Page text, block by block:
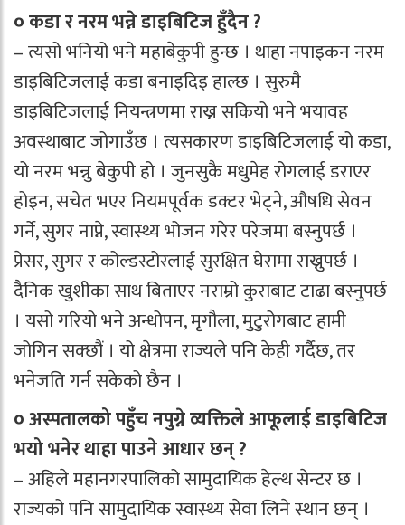
० कडा र नरम भन्ने डाइबिटिज हुँदैन ?
– त्यसो भनियो भने महाबेकुपी हुन्छ । थाहा नपाइकन नरम
डाइबिटिजलाई कडा बनाइदिइ हाल्छ । सुरुमै
डाइबिटिजलाई नियन्त्रणमा राख्न सकियो भने भयावह
अवस्थाबाट जोगाउँछ । त्यसकारण डाइबिटिजलाई यो कडा,
यो नरम भन्नु बेकुपी हो । जुनसुकै मधुमेह रोगलाई डराएर
होइन, सचेत भएर नियमपूर्वक डक्टर भेट्ने, औषधि सेवन
गर्ने, सुगर नाप्ने, स्वास्थ्य भोजन गरेर परेजमा बस्नुपर्छ ।
प्रेसर, सुगर र कोल्डस्टोरलाई सुरक्षित घेरामा राख्नुपर्छ ।
दैनिक खुशीका साथ बिताएर नराम्रो कुराबाट टाढा बस्नुपर्छ
। यसो गरियो भने अन्धोपन, मृगौला, मुटुरोगबाट हामी
जोगिन सक्छौं । यो क्षेत्रमा राज्यले पनि केही गर्दैछ, तर
भनेजति गर्न सकेको छैन ।
० अस्पतालको पहुँच नपुग्ने व्यक्तिले आफूलाई डाइबिटिज
भयो भनेर थाहा पाउने आधार छन् ?
– अहिले महानगरपालिको सामुदायिक हेल्थ सेन्टर छ ।
राज्यको पनि सामुदायिक स्वास्थ्य सेवा लिने स्थान छन् ।